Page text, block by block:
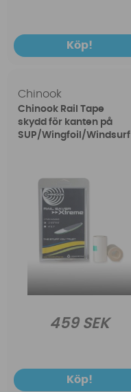
Köp!
Chinook
Chinook Rail Tape
skydd för kanten på
SUP/Wingfoil/Windsurf
459 SEK
Köp!